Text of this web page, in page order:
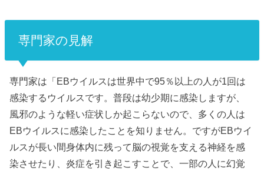
専門家の見解
専門家は「EBウイルスは世界中で95％以上の人が1回は
感染するウイルスです。普段は幼少期に感染しますが、
風邪のような軽い症状しか起こらないので、多くの人は
EBウイルスに感染したことを知りません。ですがEBウイ
ルスが長い間身体内に残って脳の視覚を支える神経を感
染させたり、炎症を引き起こすことで、一部の人に幻覚